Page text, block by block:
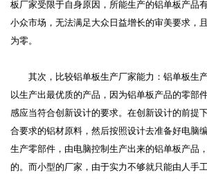
板厂家受限于自身原因，所能生产的铝单板产品
小众市场，无法满足大众日益增长的审美要求，
为零。
其次，比较铝单板生产厂家能力：铝单板生
以生产出最优质的产品，因为铝单板产品的零部
感应当符合创新设计的要求。在创新设计的前提
合要求的铝材原料，然后按照设计去准备好电脑
生产零部件，由电脑控制生产出来的铝单板产品
的。而小型的厂家，由于实力不够就只能由人手